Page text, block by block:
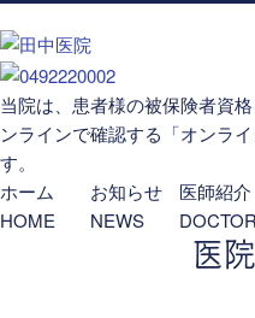
当院は、患者様の被保険者資
ンラインで確認する「オンラ
す。
ホーム
HOME
お知らせ
NEWS
医師紹介
DOCTOR
医